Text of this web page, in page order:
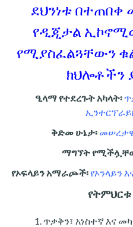
ደህንነቱ በተጠበቀ
የዲጂታል
የሚያስፈልጓቸውን
ክህሎቶችን
ዒላማ የተደረጉት አካላት፡
ቅድመ ሁኔታ፡
ማግኘት
የኦፍላይን አማራጮች፡የኦንላይን
ጥቃቅን፣ አነስተኛ እና